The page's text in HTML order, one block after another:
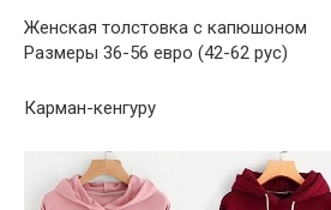
Женская толстовка с капюшоном
Размеры 36-56 евро (42-62 рус)
Карман-кенгуру